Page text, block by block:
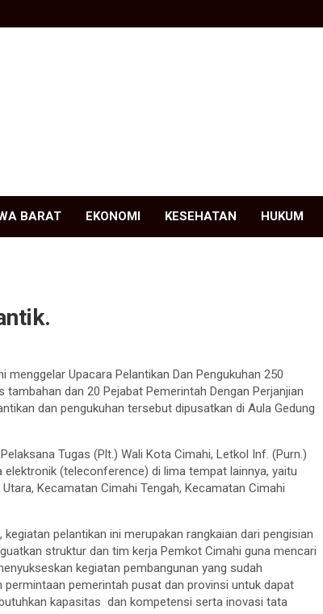
BARAT EKONOMI KESEHATAN HUKUM
menggelar Upacara Pelantikan Dan Pengukuhan 250
dan 20 Pejabat Pemerintah Dengan Perjanjian
dan pengukuhan tersebut dipusatkan di Aula Gedung
Tugas (Plt.) Wali Kota Cimahi, Letkol Inf. (Purn.)
(teleconference) di lima tempat lainnya, yaitu
Kecamatan Cimahi Tengah, Kecamatan Cimahi
pelantikan ini merupakan rangkaian dari pengisian
struktur dan tim kerja Pemkot Cimahi guna mencari
kegiatan pembangunan yang sudah
pemerintah pusat dan provinsi untuk dapat
kapasitas dan kompetensi serta inovasi tata